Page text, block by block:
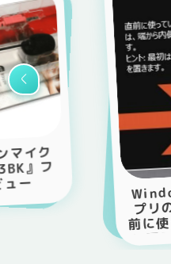
Windows 8.1の｢ア
プリの切り替え｣｢直
前に使っていたアプリ
に戻るには～｣の表示
が消えないのを消す解